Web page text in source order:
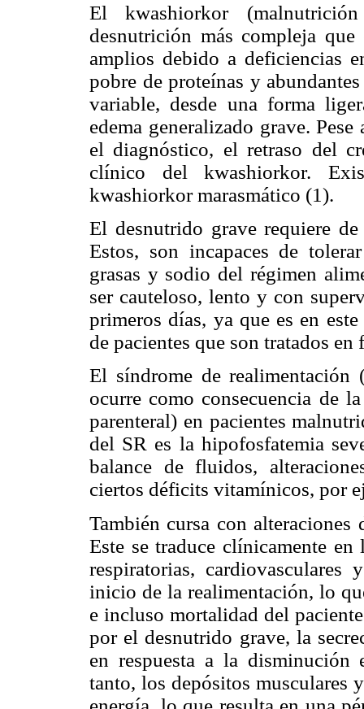
El kwashiorkor
desnutrición más compleja
amplios debido a deficiencias
pobre de proteínas y
variable, desde una forma
edema generalizado grave.
el diagnóstico, el retraso del
clínico del kwashiorkor.
kwashiorkor marasmático (1).
El desnutrido grave requiere
Estos, son incapaces de
grasas y sodio del régimen
ser cauteloso, lento y con
primeros días, ya que es en
de pacientes que son tratados
El síndrome de
ocurre como consecuencia de
parenteral) en pacientes
del SR es la hipofosfatemia
balance de fluidos,
ciertos déficits vitamínicos, por
También cursa con
Este se traduce clínicamente
respiratorias, cardiovasculares
inicio de la realimentación, lo
e incluso mortalidad del
por el desnutrido grave, la
en respuesta a la disminución
tanto, los depósitos musculares